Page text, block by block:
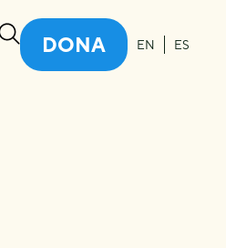
DONA EN ES